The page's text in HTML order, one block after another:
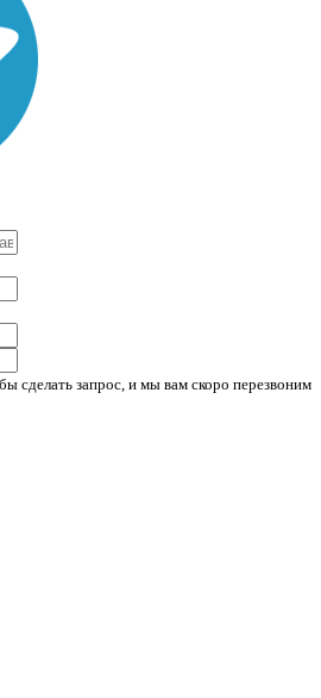
сделать запрос, и мы вам скоро перезвоним